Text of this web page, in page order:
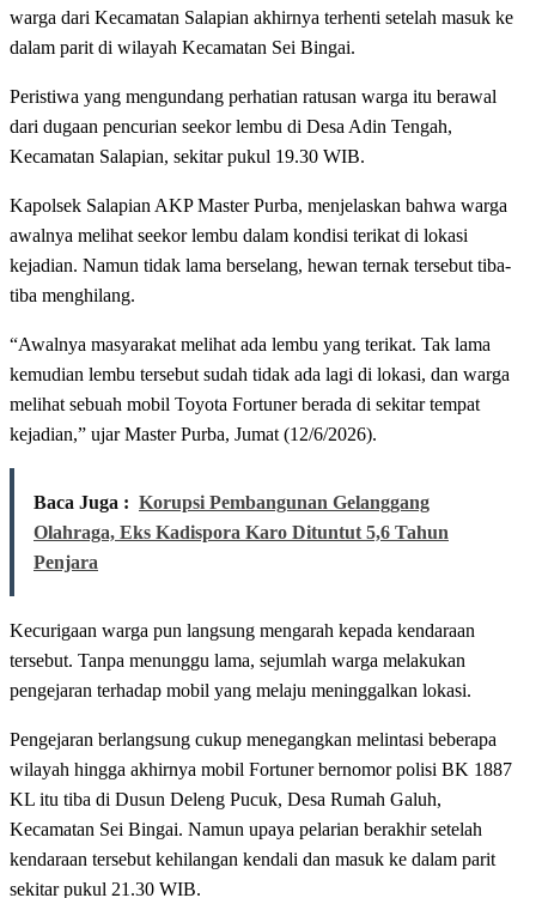
warga dari Kecamatan Salapian akhirnya terhenti setelah masuk ke
dalam parit di wilayah Kecamatan Sei Bingai.
Peristiwa yang mengundang perhatian ratusan warga itu berawal
dari dugaan pencurian seekor lembu di Desa Adin Tengah,
Kecamatan Salapian, sekitar pukul 19.30 WIB.
Kapolsek Salapian AKP Master Purba, menjelaskan bahwa warga
awalnya melihat seekor lembu dalam kondisi terikat di lokasi
kejadian. Namun tidak lama berselang, hewan ternak tersebut tiba-
tiba menghilang.
“Awalnya masyarakat melihat ada lembu yang terikat. Tak lama
kemudian lembu tersebut sudah tidak ada lagi di lokasi, dan warga
melihat sebuah mobil Toyota Fortuner berada di sekitar tempat
kejadian,” ujar Master Purba, Jumat (12/6/2026).
Baca Juga : Korupsi Pembangunan Gelanggang
Olahraga, Eks Kadispora Karo Dituntut 5,6 Tahun
Penjara
Kecurigaan warga pun langsung mengarah kepada kendaraan
tersebut. Tanpa menunggu lama, sejumlah warga melakukan
pengejaran terhadap mobil yang melaju meninggalkan lokasi.
Pengejaran berlangsung cukup menegangkan melintasi beberapa
wilayah hingga akhirnya mobil Fortuner bernomor polisi BK 1887
KL itu tiba di Dusun Deleng Pucuk, Desa Rumah Galuh,
Kecamatan Sei Bingai. Namun upaya pelarian berakhir setelah
kendaraan tersebut kehilangan kendali dan masuk ke dalam parit
sekitar pukul 21.30 WIB.